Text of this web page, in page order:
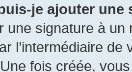
je ajouter une
une signature à un
l’intermédiaire
Une fois créée,